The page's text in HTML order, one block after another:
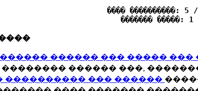
���� ����������: 5
������� �����: 1
������ ��� ����� ���
������ ���,
���������� ��� ������